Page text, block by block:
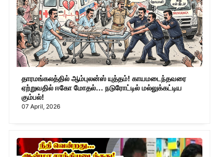
தாரமங்கலத்தில் ஆம்புலன்ஸ் யுத்தம்! காயமடைந்தவரை
ஏற்றுவதில் ஈகோ மோதல்... நடுரோட்டில் மல்லுக்கட்டிய
கும்பல்!
07 April, 2026